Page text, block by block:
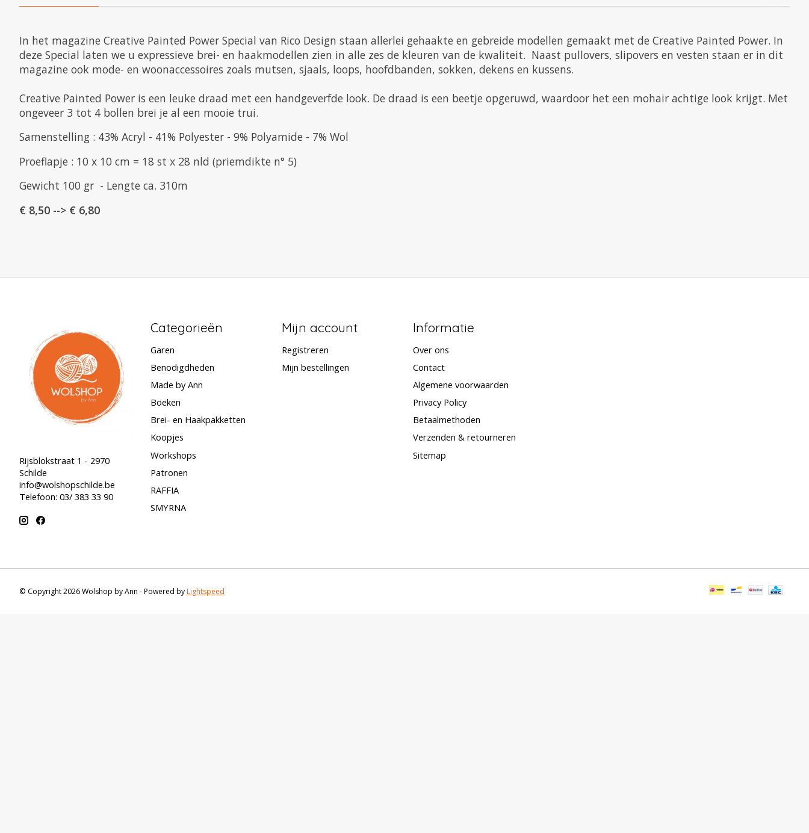
In het magazine Creative Painted Power Special van Rico Design staan allerlei gehaakte en gebreide modellen gemaakt met de Creative Painted Power. In
deze Special laten we u expressieve brei- en haakmodellen zien in alle zes de kleuren van de kwaliteit. Naast pullovers, slipovers en vesten staan er in dit
magazine ook mode- en woonaccessoires zoals mutsen, sjaals, loops, hoofdbanden, sokken, dekens en kussens.
Creative Painted Power is een leuke draad met een handgeverfde look. De draad is een beetje opgeruwd, waardoor het een mohair achtige look krijgt. Met
ongeveer 3 tot 4 bollen brei je al een mooie trui.
Samenstelling : 43% Acryl - 41% Polyester - 9% Polyamide - 7% Wol
Proeflapje : 10 x 10 cm = 18 st x 28 nld (priemdikte n° 5)
Gewicht 100 gr - Lengte ca. 310m
€ 8,50 --> € 6,80
Rijsblokstraat 1 - 2970
Schilde
info@wolshopschilde.be
Telefoon: 03/ 383 33 90
Categorieën
Garen
Benodigdheden
Made by Ann
Boeken
Brei- en Haakpakketten
Koopjes
Workshops
Patronen
RAFFIA
SMYRNA
Mijn account
Registreren
Mijn bestellingen
Informatie
Over ons
Contact
Algemene voorwaarden
Privacy Policy
Betaalmethoden
Verzenden & retourneren
Sitemap
© Copyright 2026 Wolshop by Ann - Powered byLightspeed